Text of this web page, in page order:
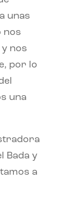
unas
nos
nos
por lo
una
Bada y
a